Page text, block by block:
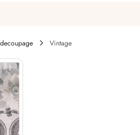
Vintage